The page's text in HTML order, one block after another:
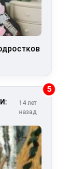
5
14 лет
назад